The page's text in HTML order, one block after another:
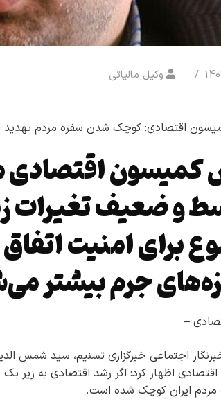
وکیل مالیاتی
کمیسون
و ضعیف تغیرات
برای امنیت
جرم بیشتر
–
اجتماعی خبرگزاری تسنیم، سید
مردم ایران کوچک شده است.